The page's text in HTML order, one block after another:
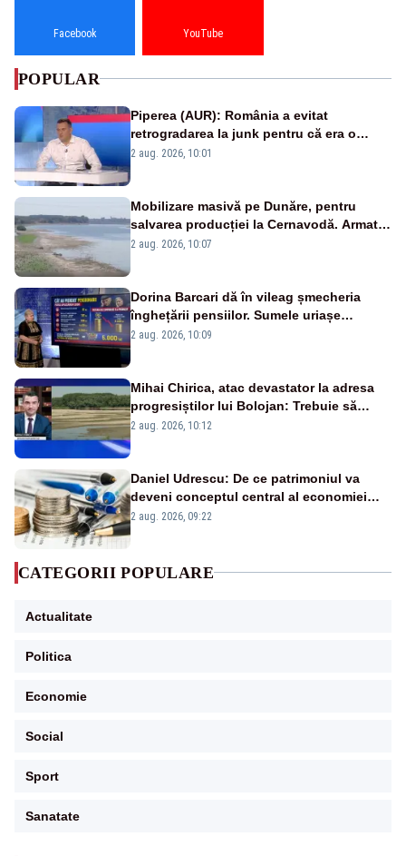
Facebook YouTube
POPULAR
Piperea (AUR): România a evitat
retrogradarea la junk pentru că era o
catastrofă pentru bănci și fondurile de
2 aug. 2026, 10:01
Mobilizare masivă pe Dunăre, pentru
salvarea producției la Cernavodă. Armata
va detona o stâncă și va devia apa
2 aug. 2026, 10:07
Dorina Barcari dă în vileag șmecheria
înghețării pensiilor. Sumele uriașe
pierdute de fiecare român
2 aug. 2026, 10:09
Mihai Chirica, atac devastator la adresa
progresiștilor lui Bolojan: Trebuie să
protejăm și natura, dar nu șținem omaneii
2 aug. 2026, 10:12
Daniel Udrescu: De ce patrimoniul va
deveni conceptul central al economiei
viitoare?
2 aug. 2026, 09:22
CATEGORII POPULARE
Actualitate
Politica
Economie
Social
Sport
Sanatate